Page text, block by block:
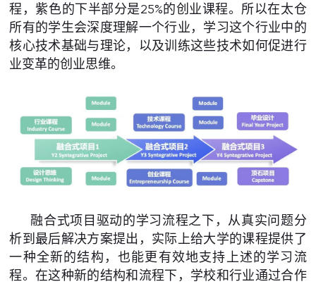
程，紫色的下半部分是25%的创业课程。所以在太仓
所有的学生会深度理解一个行业，学习这个行业中的
核心技术基础与理论，以及训练这些技术如何促进行
业变革的创业思维。
融合式项目驱动的学习流程之下，从真实问题分
析到最后解决方案提出，实际上给大学的课程提供了
一种全新的结构，也能更有效地支持上述的学习流
程。在这种新的结构和流程下，学校和行业通过合作